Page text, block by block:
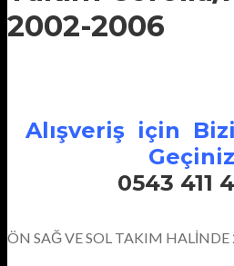
2002-2006
Alışveriş için
0543 411
ÖN SAĞ VE SOL TAKIM HALİNDE